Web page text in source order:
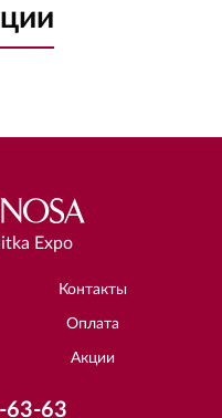
Expo
Контакты
Оплата
Акции
63-63